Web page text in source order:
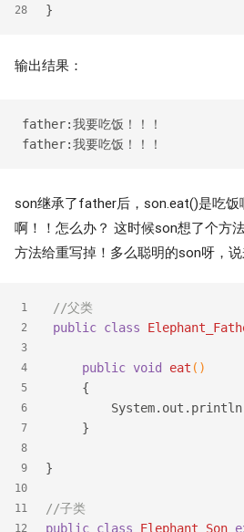
28
}
输出结果：
father:我要吃饭！！！
son继承了father后，son.eat()是吃饭
啊！！怎么办？ 这时候son想了个方
方法给重写掉！多么聪明的son呀，说
1
2
3
4
5
6
7
8
9
10
11
12
//父类
public class
public void eat ()
{
     }
}
//子类
public class Elephant_Son